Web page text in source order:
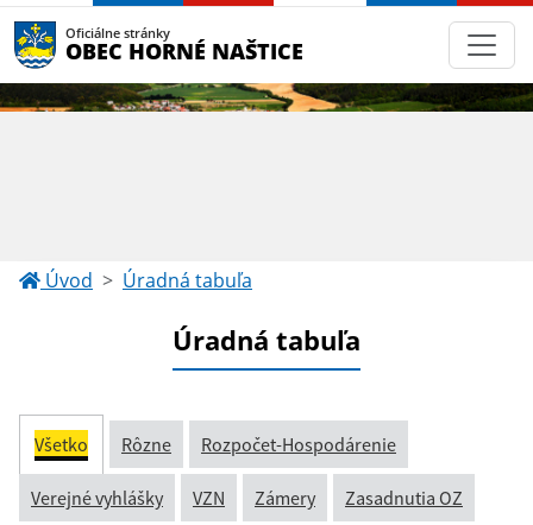
Oficiálne stránky
OBEC HORNÉ NAŠTICE
Úvod Úradná tabuľa
Úradná tabuľa
Všetko Rôzne Rozpočet-Hospodárenie
Verejné vyhlášky VZN Zámery Zasadnutia OZ